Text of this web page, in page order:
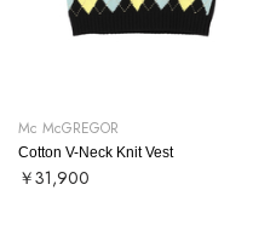
Mc McGREGOR
Cotton V-Neck Knit Vest
￥31,900